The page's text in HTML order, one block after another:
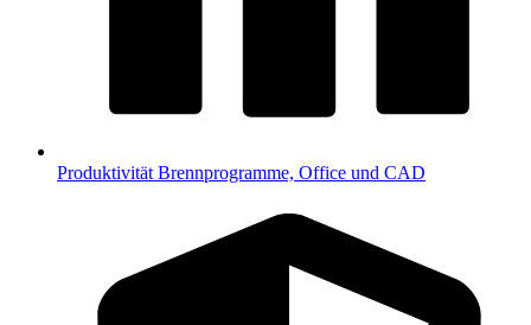
Produktivität Brennprogramme, Office und CAD